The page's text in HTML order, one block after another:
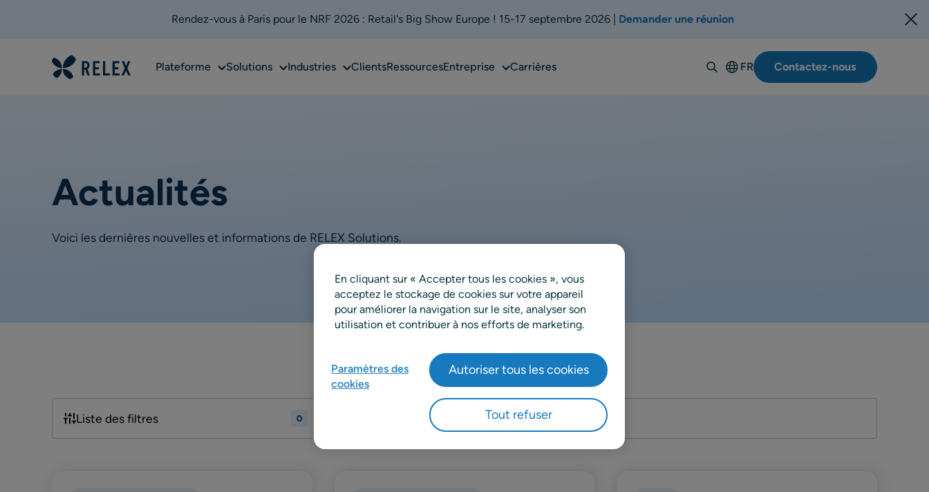
Rendez-vous à Paris pour le NRF 2026 : Retail's Big Show Europe ! 15-17 septembre 2026 | Demander une réunion
PlateformeSubSolutionsSubIndustriesSubClientsRessourcesEntrepriseSubCarrières
FR
English
日本語
Contactez-nous
Actualités
Voici les dernières nouvelles et informations de RELEX Solutions.
Liste des filtres 0
En cliquant sur « Accepter tous les cookies », vous
acceptez le stockage de cookies sur votre appareil
pour améliorer la navigation sur le site, analyser son
utilisation et contribuer à nos efforts de marketing.
Paramètres des
cookies
Tout refuser
Autoriser tous les cookies